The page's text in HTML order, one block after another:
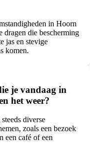
in Hoorn
dragen die bescherming
jas en stevige
komen.
je vandaag in
het weer?
diverse
zoals een bezoek
een café of een